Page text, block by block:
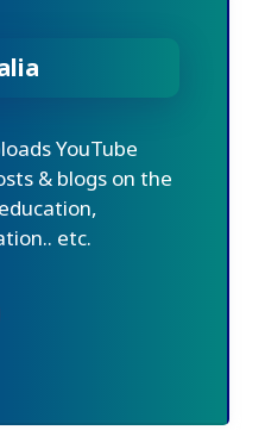
YouTube
& blogs on the
etc.